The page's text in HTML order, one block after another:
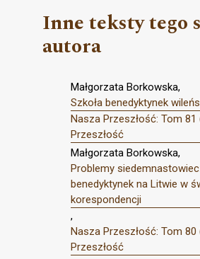
Inne teksty tego
autora
Małgorzata Borkowska,
Szkoła benedyktynek
Nasza Przeszłość: Tom 81
Przeszłość
Małgorzata Borkowska,
Problemy
benedyktynek na Litwie w
korespondencji
,
Nasza Przeszłość: Tom
Przeszłość